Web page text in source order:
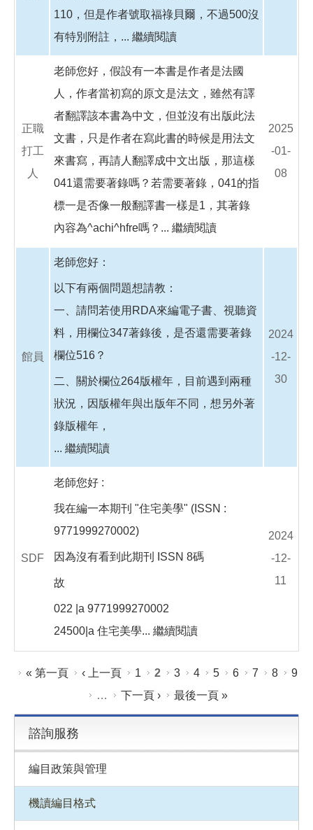
110，但是作者號取福祿貝爾，不過500沒
有特別附註，... 繼續閱讀
正職
打工
人
老師您好，假設有一本書是作者是法國
人，作者當初寫的原文是法文，雖然有譯
者翻譯該本書為中文，但並沒有出版此法
文書，只是作者在寫此書的時候是用法文
來書寫，再請人翻譯成中文出版，那這樣
041還需要著錄嗎？若需要著錄，041的指
標一是否像一般翻譯書一樣是1，其著錄
內容為^achi^hfre嗎？... 繼續閱讀
2025
-01-
08
館員
老師您好：
以下有兩個問題想請教：
一、請問若使用RDA來編電子書、視聽資
料，用欄位347著錄後，是否還需要著錄
欄位516？
二、關於欄位264版權年，目前遇到兩種
狀況，因版權年與出版年不同，想另外著
錄版權年，
... 繼續閱讀
2024
-12-
30
SDF
老師您好 :
我在編一本期刊 "住宅美學" (ISSN :
9771999270002)
因為沒有看到此期刊 ISSN 8碼
故
022 |a 9771999270002
24500|a 住宅美學... 繼續閱讀
2024
-12-
11
頁面
« 第一頁 ‹ 上一頁 1 2 3 4 5 6 7 8
9
…
下一頁 › 最後一頁 »
諮詢服務
編目政策與管理
機讀編目格式